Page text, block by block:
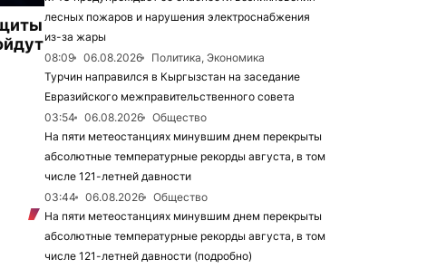
лесных пожаров и нарушения электроснабжения
из-за жары
08:09
06.08.2026
Политика, Экономика
Турчин направился в Кыргызстан на заседание
Евразийского межправительственного совета
03:54
06.08.2026
Общество
На пяти метеостанциях минувшим днем перекрыты
абсолютные температурные рекорды августа, в том
числе 121-летней давности
03:44
06.08.2026
Общество
На пяти метеостанциях минувшим днем перекрыты
абсолютные температурные рекорды августа, в том
числе 121-летней давности (подробно)